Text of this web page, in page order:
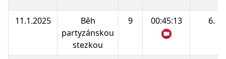
11.1.2025
Běh
partyzánskou
stezkou
9 00:45:13 6.